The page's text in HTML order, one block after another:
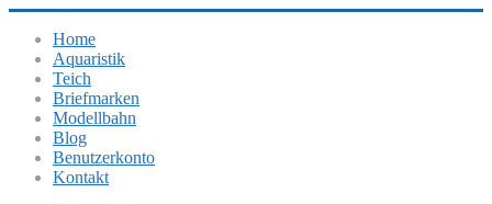
Home
Aquaristik
Teich
Briefmarken
Modellbahn
Blog
Benutzerkonto
Kontakt